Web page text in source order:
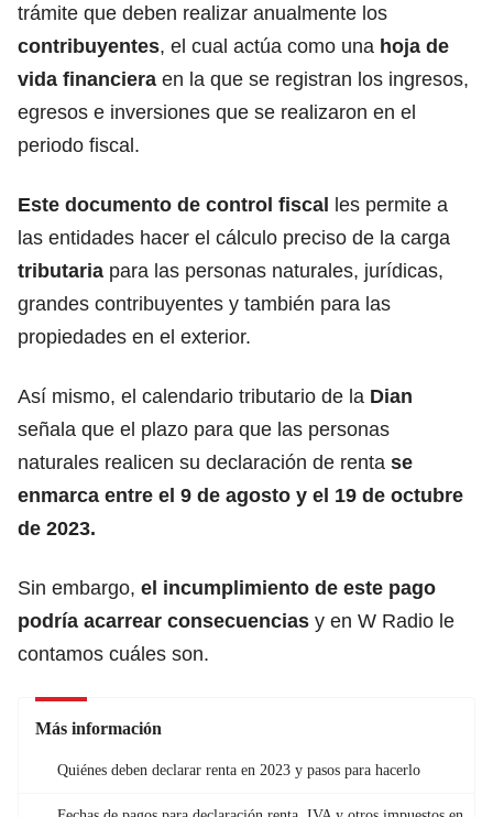
trámite que deben realizar anualmente los
contribuyentes, el cual actúa como una hoja de
vida financiera en la que se registran los ingresos,
egresos e inversiones que se realizaron en el
periodo fiscal.
Este documento de control fiscal les permite a
las entidades hacer el cálculo preciso de la carga
tributaria para las personas naturales, jurídicas,
grandes contribuyentes y también para las
propiedades en el exterior.
Así mismo, el calendario tributario de la Dian
señala que el plazo para que las personas
naturales realicen su declaración de renta se
enmarca entre el 9 de agosto y el 19 de octubre
de 2023.
Sin embargo, el incumplimiento de este pago
podría acarrear consecuencias y en W Radio le
contamos cuáles son.
Más información
Quiénes deben declarar renta en 2023 y pasos para hacerlo